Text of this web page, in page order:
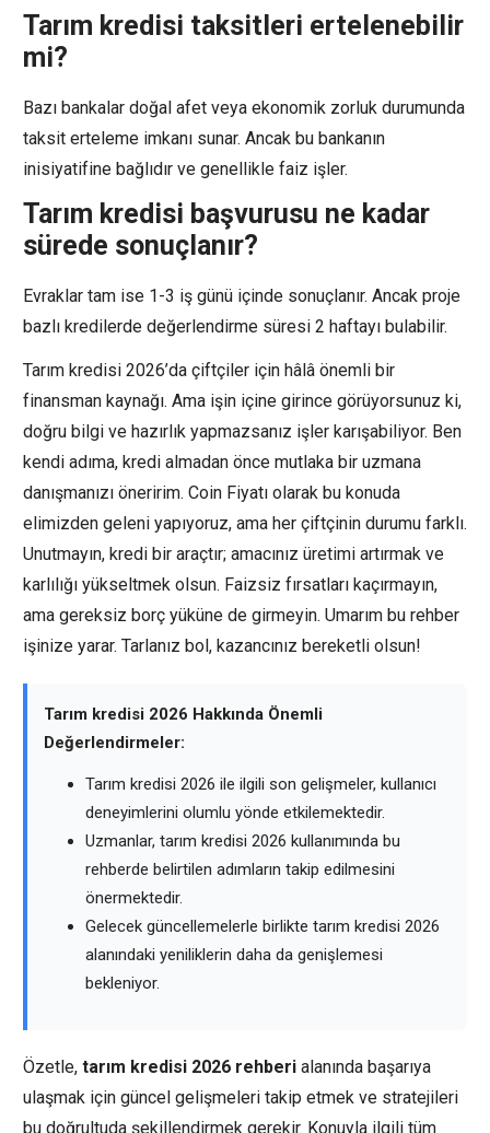
Tarım kredisi taksitleri ertelenebilir
mi?
Bazı bankalar doğal afet veya ekonomik zorluk durumunda
taksit erteleme imkanı sunar. Ancak bu bankanın
inisiyatifine bağlıdır ve genellikle faiz işler.
Tarım kredisi başvurusu ne kadar
sürede sonuçlanır?
Evraklar tam ise 1-3 iş günü içinde sonuçlanır. Ancak proje
bazlı kredilerde değerlendirme süresi 2 haftayı bulabilir.
Tarım kredisi 2026’da çiftçiler için hâlâ önemli bir
finansman kaynağı. Ama işin içine girince görüyorsunuz ki,
doğru bilgi ve hazırlık yapmazsanız işler karışabiliyor. Ben
kendi adıma, kredi almadan önce mutlaka bir uzmana
danışmanızı öneririm. Coin Fiyatı olarak bu konuda
elimizden geleni yapıyoruz, ama her çiftçinin durumu farklı.
Unutmayın, kredi bir araçtır; amacınız üretimi artırmak ve
karlılığı yükseltmek olsun. Faizsiz fırsatları kaçırmayın,
ama gereksiz borç yüküne de girmeyin. Umarım bu rehber
işinize yarar. Tarlanız bol, kazancınız bereketli olsun!
Tarım kredisi 2026 Hakkında Önemli
Değerlendirmeler:
Tarım kredisi 2026 ile ilgili son gelişmeler, kullanıcı
deneyimlerini olumlu yönde etkilemektedir.
Uzmanlar, tarım kredisi 2026 kullanımında bu
rehberde belirtilen adımların takip edilmesini
önermektedir.
Gelecek güncellemelerle birlikte tarım kredisi 2026
alanındaki yeniliklerin daha da genişlemesi
bekleniyor.
Özetle, tarım kredisi 2026 rehberi alanında başarıya
ulaşmak için güncel gelişmeleri takip etmek ve stratejileri
bu doğrultuda şekillendirmek gerekir. Konuyla ilgili tüm